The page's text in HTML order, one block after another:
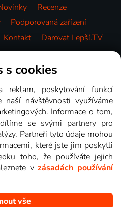
Recenze
Podporovaná zařízení
Kontakt Darovat Lepší.TV
tomto webu jsou zobrazovány
s cookies
reklam, poskytování funkcí
návštěvnosti využíváme
Informace o tom,
se svými partnery pro
Partneři tyto údaje mohou
které jste jim poskytli
toho, že používáte jejich
vzásadách používání
vše